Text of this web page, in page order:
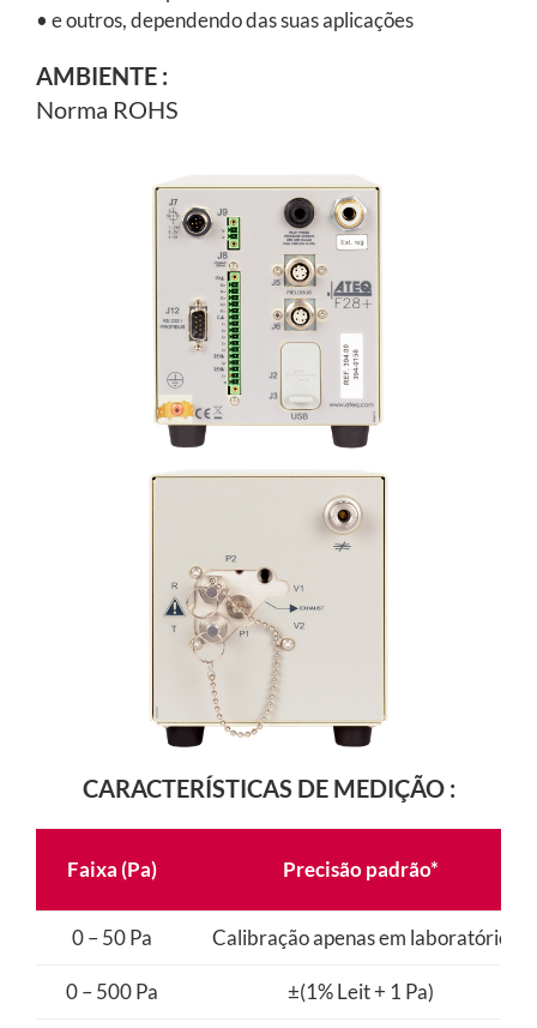
• e outros, dependendo das suas aplicações
AMBIENTE :
Norma ROHS
CARACTERÍSTICAS DE MEDIÇÃO :
Faixa (Pa) Precisão padrão*
0 – 50 Pa Calibração apenas em laboratório
0 – 500 Pa ±(1% Leit + 1 Pa)